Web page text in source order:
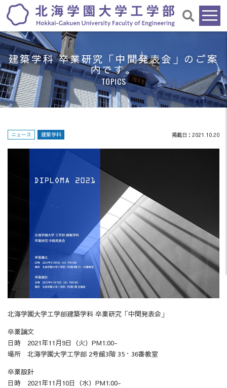
建築学科 卒業研究「中間発表会」のご案
内です。
TOPICS
ニュース 建築学科 掲載日：2021.10.20
北海学園大学工学部建築学科 卒業研究「中間発表会」
卒業論文
日時 2021年11月9日（火）PM1:00-
場所 北海学園大学工学部 2号館3階 35・36番教室
卒業設計
日時 2021年11月10日（水）PM1:00-